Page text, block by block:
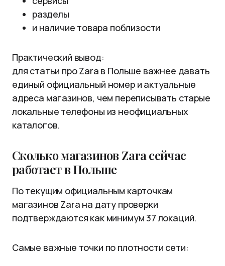
разделы
и наличие товара поблизости
Практический вывод:
для статьи про Zara в Польше важнее давать
единый официальный номер и актуальные
адреса магазинов, чем переписывать старые
локальные телефоны из неофициальных
каталогов.
Сколько магазинов Zara сейчас
работает в Польше
По текущим официальным карточкам
магазинов Zara на дату проверки
подтверждаются как минимум 37 локаций.
Самые важные точки по плотности сети: